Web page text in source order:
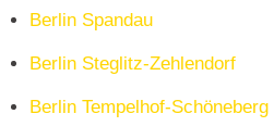
Berlin Spandau
Berlin Steglitz-Zehlendorf
Berlin Tempelhof-Schöneberg